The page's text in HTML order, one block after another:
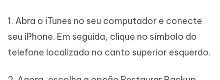
1. Abra o iTunes no seu computador e conecte
seu iPhone. Em seguida, clique no símbolo do
telefone localizado no canto superior esquerdo.